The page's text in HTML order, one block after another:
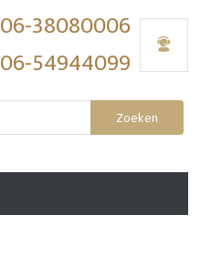
06-38080006
06-54944099
Zoeken